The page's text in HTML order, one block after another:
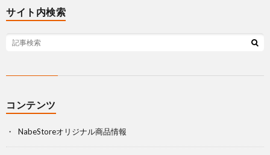
サイト内検索
コンテンツ
NabeStoreオリジナル商品情報